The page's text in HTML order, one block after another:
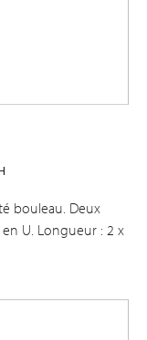
bouleau. Deux
U. Longueur : 2 x